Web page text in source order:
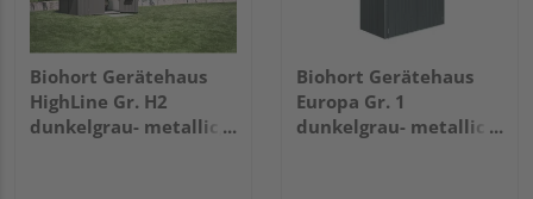
Biohort Gerätehaus
HighLine Gr. H2
dunkelgrau- metallic,
Biohort Gerätehaus
Europa Gr. 1
dunkelgrau- metallic